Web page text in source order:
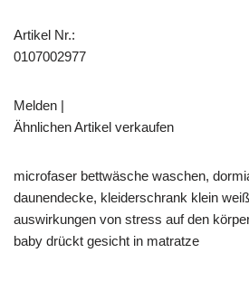
Artikel Nr.:
0107002977
Melden |
Ähnlichen Artikel verkaufen
microfaser bettwäsche waschen,
daunendecke, kleiderschrank klein
auswirkungen von stress auf den
baby drückt gesicht in matratze